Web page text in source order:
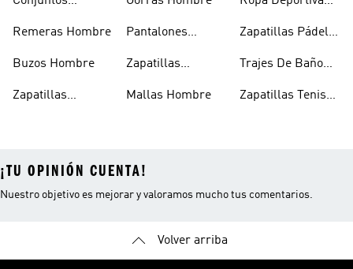
Hombre
Remeras Hombre
Buzos Hombre
Zapatillas
Pantalones
Hombre
Zapatillas
Mallas Hombre
Zapatillas Pádel
Trajes De Baño
Zapatillas Tenis
¡TU OPINIÓN CUENTA!
Nuestro objetivo es mejorar y valoramos mucho tus comentarios.
Volver arriba